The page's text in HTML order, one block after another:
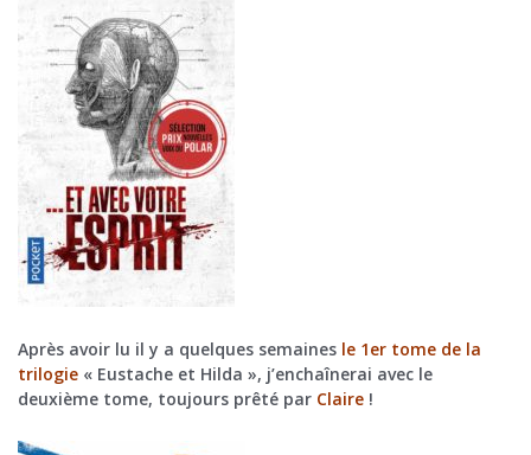
Après avoir lu il y a quelques semaines le 1er tome de la
trilogie « Eustache et Hilda », j’enchaînerai avec le
deuxième tome, toujours prêté par Claire !